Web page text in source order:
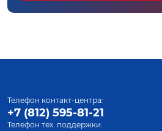
Телефон контакт-центра:
+7 (812) 595-81-21
Телефон тех. поддержки: